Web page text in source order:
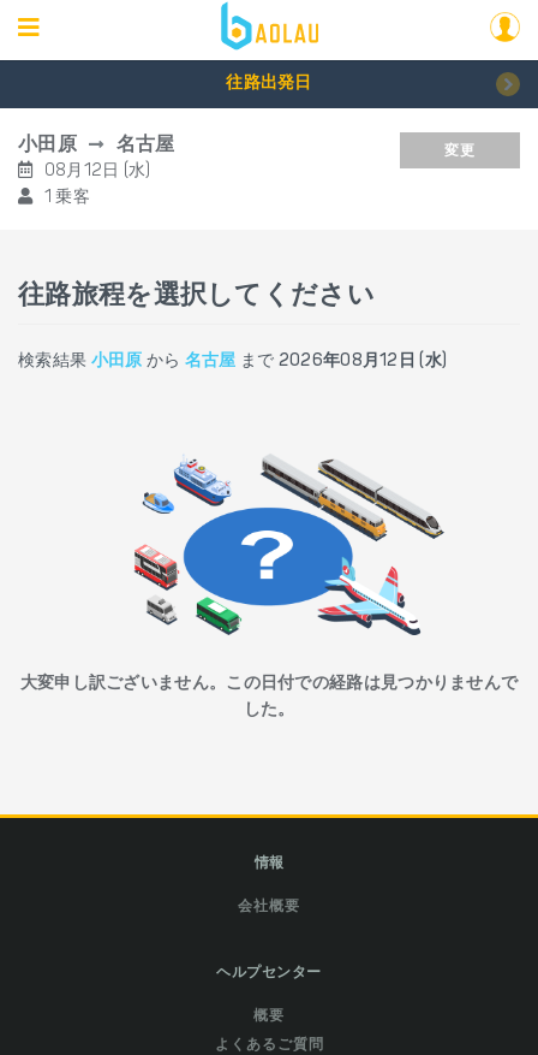
往路出発日
小田原 名古屋
08月12日 (水)
1 乗客
変更
往路旅程を選択してください
検索結果 小田原 から 名古屋 まで 2026年08月12日 (水)
大変申し訳ございません。この日付での経路は見つかりませんで
した。
情報
会社概要
ヘルプセンター
概要
よくあるご質問